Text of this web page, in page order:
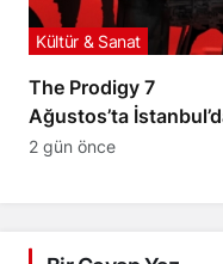
The Prodigy 7
Ağustos’ta
Sahne Alacak
Kültür & Sanat
2 gün önce